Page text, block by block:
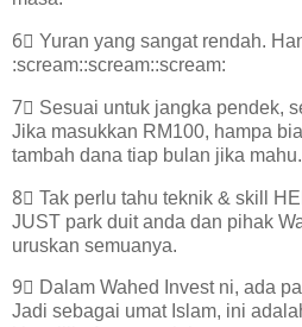
6⃣ Yuran yang sangat rendah.
:scream::scream::scream:
7⃣ Sesuai untuk jangka pendek,
Jika masukkan RM100, hampa
tambah dana tiap bulan jika mahu.
8⃣ Tak perlu tahu teknik & skill
JUST park duit anda dan pihak
uruskan semuanya.
9⃣ Dalam Wahed Invest ni, ada
Jadi sebagai umat Islam, ini